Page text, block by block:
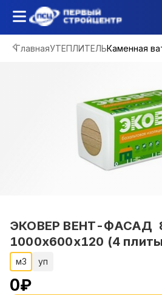
ГлавнаяУТЕПЛИТЕЛЬКаменная
ЭКОВЕР ВЕНТ-ФАСАД
1000х600х120 (4
м3 уп
0₽